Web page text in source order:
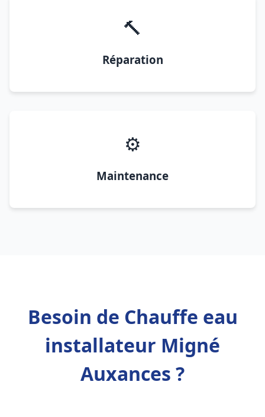
🔨
Réparation
⚙️
Maintenance
Besoin de Chauffe eau
installateur Migné
Auxances ?